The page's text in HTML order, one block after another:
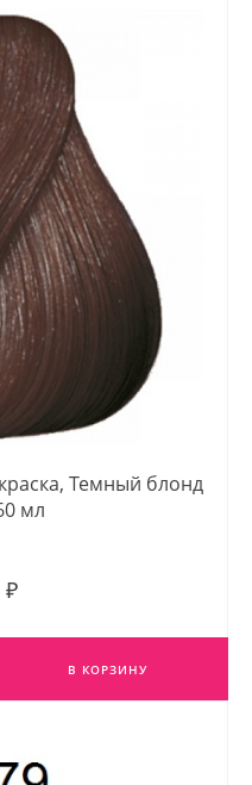
Темный блонд
мл
₽
В КОРЗИНУ